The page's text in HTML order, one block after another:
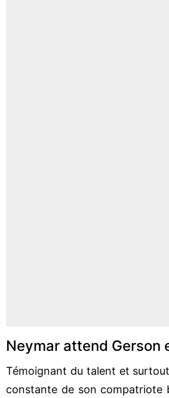
Neymar attend Gerson
Témoignant du talent et
constante de son compatriote